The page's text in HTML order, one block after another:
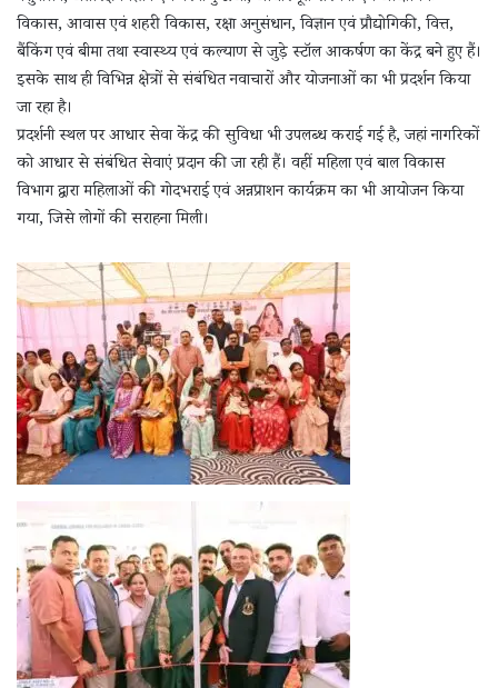
विकास, आवास एवं शहरी विकास, रक्षा अनुसंधान, विज्ञान एवं प्रौद्योगिकी, वित्त,
बैंकिंग एवं बीमा तथा स्वास्थ्य एवं कल्याण से जुड़े स्टॉल आकर्षण का केंद्र बने हुए हैं।
इसके साथ ही विभिन्न क्षेत्रों से संबंधित नवाचारों और योजनाओं का भी प्रदर्शन किया
जा रहा है।
प्रदर्शनी स्थल पर आधार सेवा केंद्र की सुविधा भी उपलब्ध कराई गई है, जहां नागरिकों
को आधार से संबंधित सेवाएं प्रदान की जा रही हैं। वहीं महिला एवं बाल विकास
विभाग द्वारा महिलाओं की गोदभराई एवं अन्नप्राशन कार्यक्रम का भी आयोजन किया
गया, जिसे लोगों की सराहना मिली।